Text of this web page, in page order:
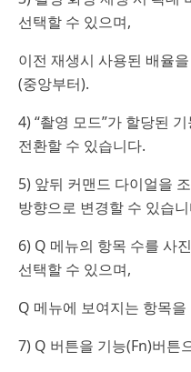
선택할 수 있으며,
이전 재생시 사용된 배율
(중앙부터).
4) “촬영 모드”가 할당된
전환할 수 있습니다.
5) 앞뒤 커맨드 다이얼을
방향으로 변경할 수 있습
6) Q 메뉴의 항목 수를 사
선택할 수 있으며,
Q 메뉴에 보여지는 항목
7) Q 버튼을 기능(Fn)버튼